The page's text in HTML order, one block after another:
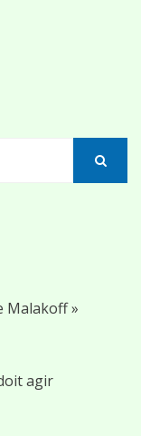
Malakoff »
agir